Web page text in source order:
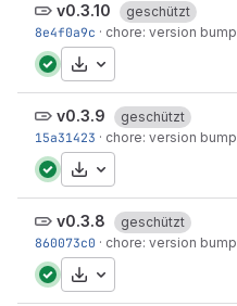
v0.3.10
geschützt
8e4f0a9c · chore: version bump
Herunterladen
v0.3.9
geschützt
15a31423 · chore: version bump
Herunterladen
v0.3.8
geschützt
860073c0 · chore: version bump
Herunterladen